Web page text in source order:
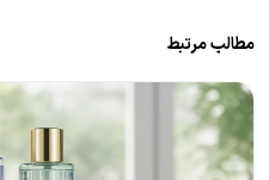
مطالب مرتبط